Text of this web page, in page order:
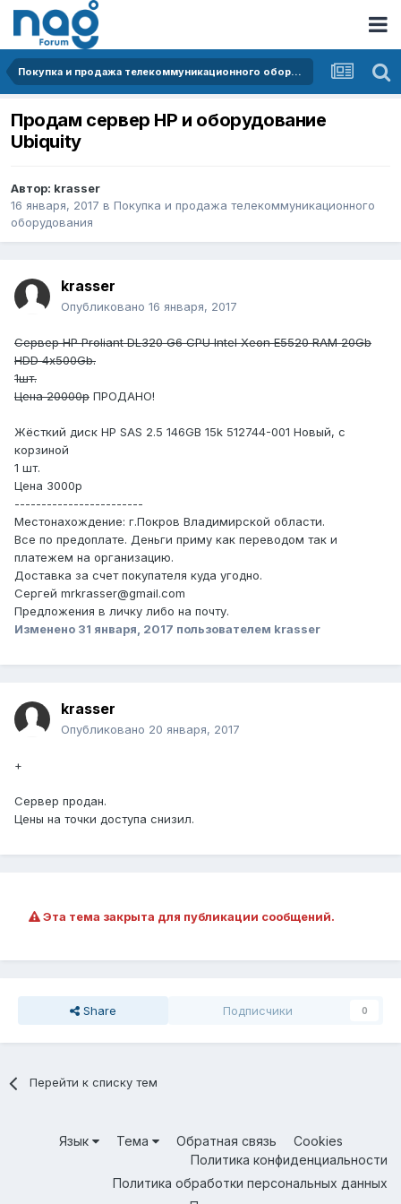
Покупка и продажа телекоммуникационного оборудования
Продам сервер HP и оборудование
Ubiquity
Автор: krasser
16 января, 2017 в Покупка и продажа телекоммуникационного
оборудования
krasser
Опубликовано 16 января, 2017
Сервер HP Proliant DL320 G6 CPU Intel Xeon E5520 RAM 20Gb
HDD 4х500Gb.
1шт.
Цена 20000р ПРОДАНО!
Жёсткий диск HP SAS 2.5 146GB 15k 512744-001 Новый, с
корзиной
1 шт.
Цена 3000р
------------------------
Местонахождение: г.Покров Владимирской области.
Все по предоплате. Деньги приму как переводом так и
платежем на организацию.
Доставка за счет покупателя куда угодно.
Сергей mrkrasser@gmail.com
Предложения в личку либо на почту.
Изменено 31 января, 2017 пользователем krasser
krasser
Опубликовано 20 января, 2017
+
Сервер продан.
Цены на точки доступа снизил.
Эта тема закрыта для публикации сообщений.
Share Подписчики 0
Перейти к списку тем
Язык Тема Обратная связь
Cookies
Политика конфиденциальности
Политика обработки персональных данных